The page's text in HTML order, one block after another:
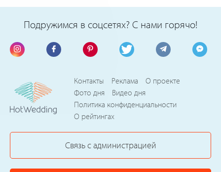
Подружимся в соцсетях? С нами горячо!
Контакты Реклама
О проекте
Фото дня
Видео дня
Политика конфиденциальности
О рейтингах
Связь с администрацией